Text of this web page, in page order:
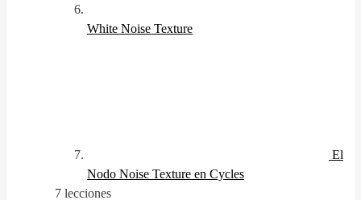
White Noise Texture
El
Nodo Noise Texture en Cycles
7 lecciones